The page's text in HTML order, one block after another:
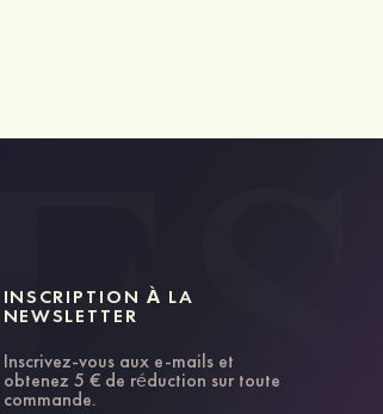
INSCRIPTION À LA
NEWSLETTER
Inscrivez-vous aux e-mails et
obtenez 5 € de réduction sur toute
commande.